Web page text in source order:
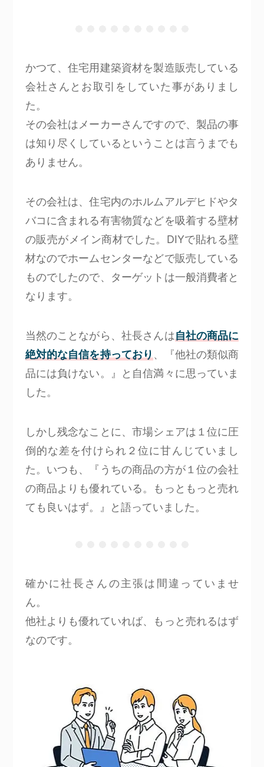
かつて、住宅用建築資材を製造販売している
会社さんとお取引をしていた事がありまし
た。
その会社はメーカーさんですので、製品の事
は知り尽くしているということは言うまでも
ありません。
その会社は、住宅内のホルムアルデヒドやタ
バコに含まれる有害物質などを吸着する壁材
の販売がメイン商材でした。DIYで貼れる壁
材なのでホームセンターなどで販売している
ものでしたので、ターゲットは一般消費者と
なります。
当然のことながら、社長さんは自社の商品に
絶対的な自信を持っており、『他社の類似商
品には負けない。』と自信満々に思っていま
した。
しかし残念なことに、市場シェアは１位に圧
倒的な差を付けられ２位に甘んじていまし
た。いつも、『うちの商品の方が１位の会社
の商品よりも優れている。もっともっと売れ
ても良いはず。』と語っていました。
確かに社長さんの主張は間違っていませ
ん。
他社よりも優れていれば、もっと売れるはず
なのです。